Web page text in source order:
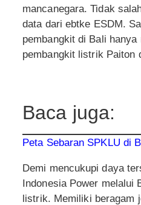
mancanegara. Tidak
data dari ebtke ESDM.
pembangkit di Bali
pembangkit listrik Paiton
Baca juga:
Peta Sebaran SPKLU di
Demi mencukupi daya
Indonesia Power melalui
listrik. Memiliki beragam